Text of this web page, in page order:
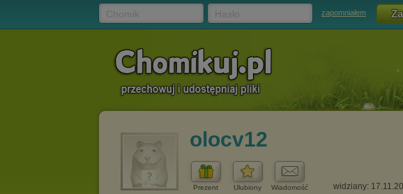
zapomniałem
olocv12
Prezent Ulubiony Wiadomość widziany: